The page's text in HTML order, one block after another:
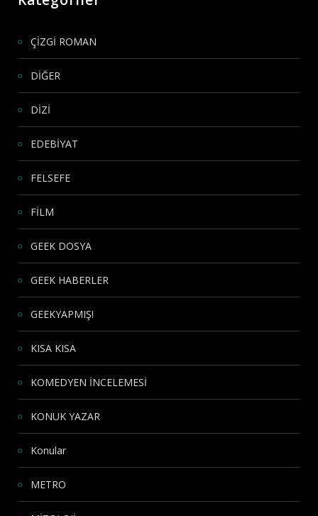
ÇİZGİ ROMAN
DİĞER
DİZİ
EDEBİYAT
FELSEFE
FİLM
GEEK DOSYA
GEEK HABERLER
GEEKYAPMIŞ!
KISA KISA
KOMEDYEN İNCELEMESİ
KONUK YAZAR
Konular
METRO